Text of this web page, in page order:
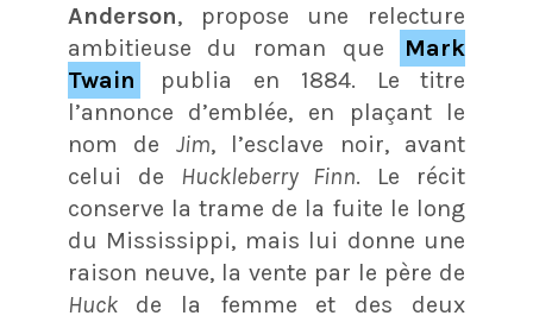
Anderson, propose une relecture
ambitieuse du roman que
Mark
Twain
publia en 1884. Le titre
l’annonce d’emblée, en plaçant le
nom de Jim, l’esclave noir, avant
celui de Huckleberry Finn. Le récit
conserve la trame de la fuite le long
du Mississippi, mais lui donne une
raison neuve, la vente par le père de
Huck de la femme et des deux